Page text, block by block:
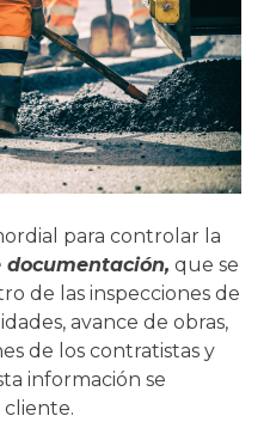
para controlar la
documentación, que se
de las inspecciones de
avance de obras,
de los contratistas y
información se
cliente.